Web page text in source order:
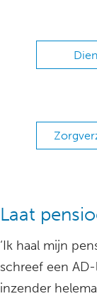
Laat
‘Ik haal mijn
schreef een
inzender